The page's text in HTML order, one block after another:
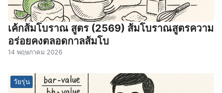
เค้กส้มโบราณ สูตร (2569) ส้มโบราณสูตรความ
อร่อยคงตลอดกาลส้มโบ
14 พฤษภาคม 2026
วัยรุ่น